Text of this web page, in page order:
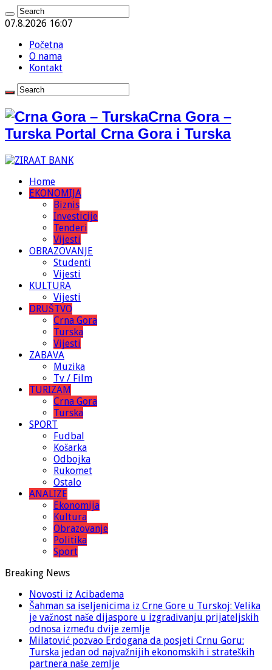
07.8.2026 16:07
Početna
O nama
Kontakt
Crna Gora –
Turska Portal Crna Gora i Turska
Home
EKONOMIJA
Biznis
Investicije
Tenderi
Vijesti
OBRAZOVANJE
Studenti
Vijesti
KULTURA
Vijesti
DRUŠTVO
Crna Gora
Turska
Vijesti
ZABAVA
Muzika
Tv / Film
TURIZAM
Crna Gora
Turska
SPORT
Fudbal
Košarka
Odbojka
Rukomet
Ostalo
ANALIZE
Ekonomija
Kultura
Obrazovanje
Politika
Sport
Breaking News
Novosti iz Acibadema
Šahman sa iseljenicima iz Crne Gore u Turskoj: Velika
je važnost naše dijaspore u izgrađivanju prijateljskih
odnosa između dvije zemlje
Milatović pozvao Erdogana da posjeti Crnu Goru:
Turska jedan od najvažnijih ekonomskih i strateških
partnera naše zemlje